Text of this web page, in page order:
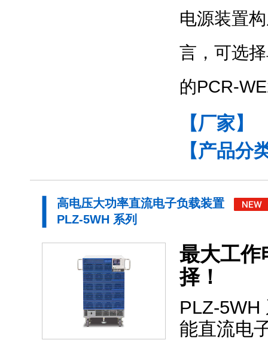
电源装置
言，可选
的PCR-
【厂家】
【产品分
高电压大功率直流电子负载装置
PLZ-5WH 系列
最大工作
择！
PLZ-5WH
能直流电